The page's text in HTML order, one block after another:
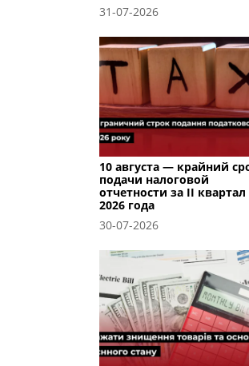
31-07-2026
10 августа — крайний
подачи налоговой
отчетности за II квартал
2026 года
30-07-2026